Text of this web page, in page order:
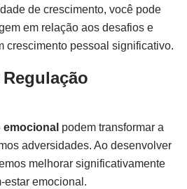
de crescimento, você pode
em relação aos desafios e
crescimento pessoal significativo.
podem transformar a
adversidades. Ao desenvolver
melhorar significativamente
estar emocional.